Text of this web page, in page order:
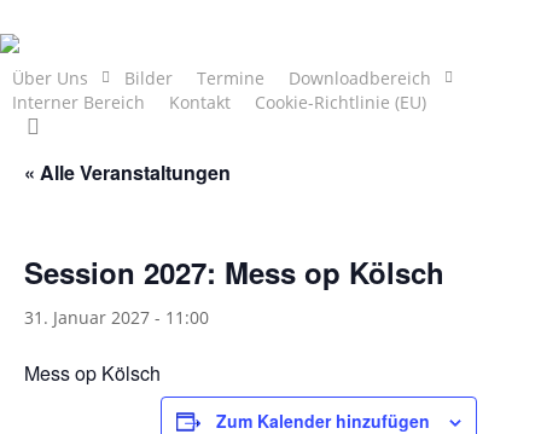
to
main
content
Über Uns Bilder Termine
Downloadbereich
Interner Bereich
Kontakt Cookie-Richtlinie (EU)
« Alle Veranstaltungen
Session 2027: Mess op Kölsch
31. Januar 2027 - 11:00
Mess op Kölsch
Zum Kalender hinzufügen